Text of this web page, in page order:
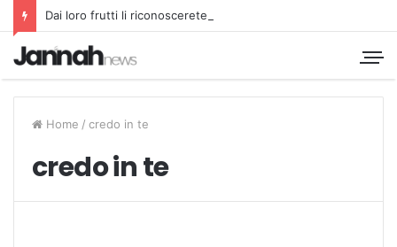
Dai loro frutti li riconoscerete
Home / credo in te
credo in te